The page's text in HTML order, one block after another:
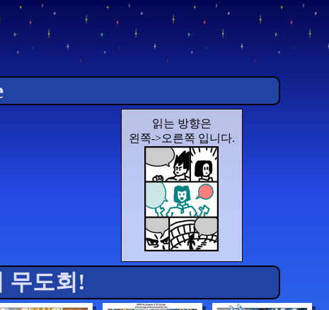
읽는 방향은
왼쪽->오른쪽 입니다.
무도회!